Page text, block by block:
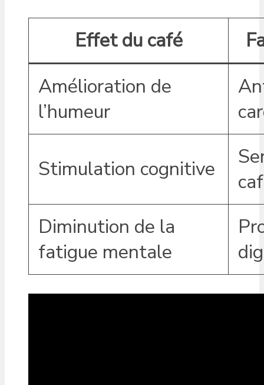
Effet du café
Amélioration de
l’humeur
Stimulation cognitive
Diminution de la
fatigue mentale